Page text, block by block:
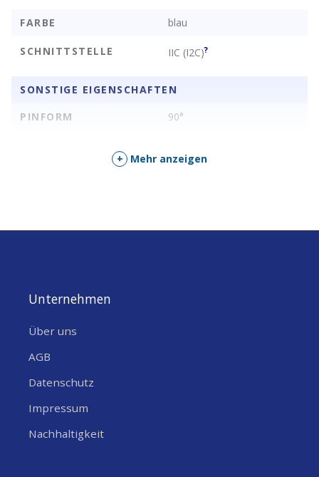
Logikchips sitzen!
FARBE
blau
SCHNITTSTELLE IIC (I2C)?
SONSTIGE EIGENSCHAFTEN
PINFORM
90°
+ Mehr anzeigen
Unternehmen
Über uns
AGB
Datenschutz
Impressum
Nachhaltigkeit